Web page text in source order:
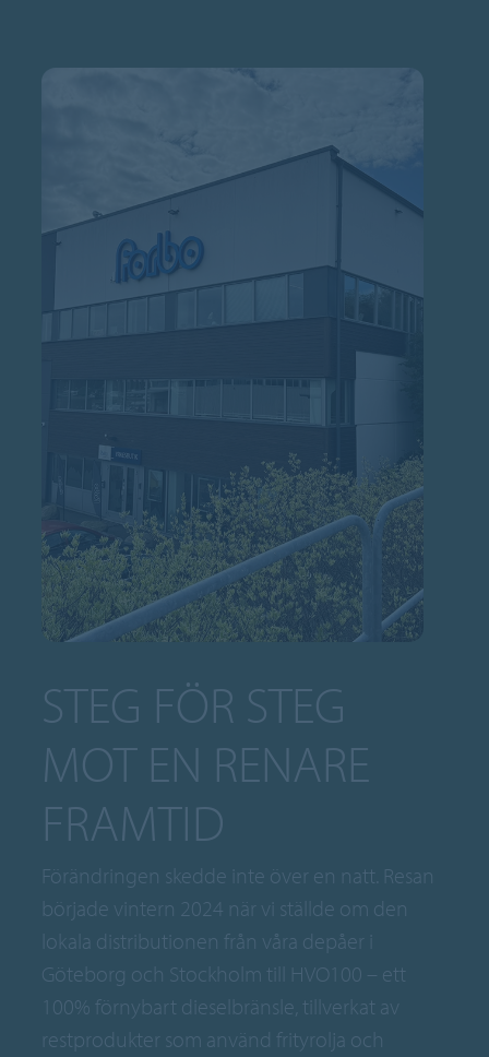
STEG FÖR STEG
MOT EN RENARE
FRAMTID
Förändringen skedde inte över en natt. Resan
började vintern 2024 när vi ställde om den
lokala distributionen från våra depåer i
Göteborg och Stockholm till HVO100 – ett
100% förnybart dieselbränsle, tillverkat av
restprodukter som använd frityrolja och